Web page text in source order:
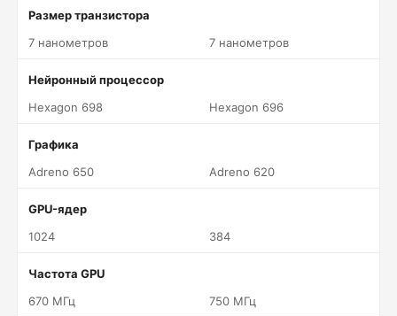
Размер транзистора
7 нанометров
7 нанометров
Нейронный процессор
Hexagon 698
Hexagon 696
Графика
Adreno 650
Adreno 620
GPU-ядер
1024
384
Частота GPU
670 МГц
750 МГц